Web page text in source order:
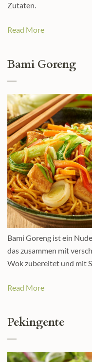
Zutaten.
Read More
Bami Goreng
Bami Goreng ist ein
das zusammen mit
Wok zubereitet und mit
Read More
Pekingente